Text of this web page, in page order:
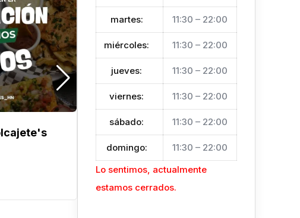
Gypsy RestaBar
Hace 5 meses
Roatán
martes: 11:30 – 22:00
miércoles: 11:30 – 22:00
jueves: 11:30 – 22:00
viernes: 11:30 – 22:00
sábado: 11:30 – 22:00
domingo:
11:30 – 22:00
Lo sentimos, actualmente
estamos cerrados.